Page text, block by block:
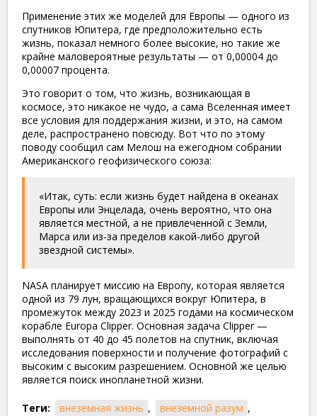
Применение этих же моделей для Европы — одного из
спутников Юпитера, где предположительно есть
жизнь, показал немного более высокие, но такие же
крайне маловероятные результаты — от 0,00004 до
0,00007 процента.
Это говорит о том, что жизнь, возникающая в
космосе, это никакое не чудо, а сама Вселенная имеет
все условия для поддержания жизни, и это, на самом
деле, распространено повсюду. Вот что по этому
поводу сообщил сам Мелош на ежегодном собрании
Американского геофизического союза:
«Итак, суть: если жизнь будет найдена в океанах
Европы или Энцелада, очень вероятно, что она
является местной, а не привлеченной с Земли,
Марса или из-за пределов какой-либо другой
звездной системы».
NASA планирует миссию на Европу, которая является
одной из 79 лун, вращающихся вокруг Юпитера, в
промежуток между 2023 и 2025 годами на космическом
корабле Europa Clipper. Основная задача Clipper —
выполнять от 40 до 45 полетов на спутник, включая
исследования поверхности и получение фотографий с
высоким с высоким разрешением. Основной же целью
является поиск инопланетной жизни.
Теги: внеземная жизнь , внеземной разум ,